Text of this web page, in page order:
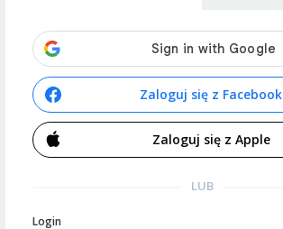
Zaloguj się z Facebook
Zaloguj się z Apple
LUB
Login